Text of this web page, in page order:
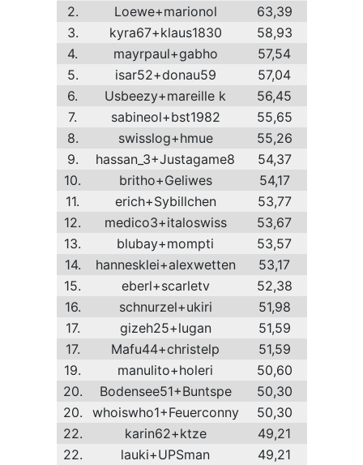
2.
Loewe+marionol
63,39
3.
kyra67+klaus1830
58,93
4.
mayrpaul+gabho
57,54
5.
isar52+donau59
57,04
6.
Usbeezy+mareille k
56,45
7.
sabineol+bst1982
55,65
8.
swisslog+hmue
55,26
9.
hassan_3+Justagame8
54,37
10.
britho+Geliwes
54,17
11.
erich+Sybillchen
53,77
12.
medico3+italoswiss
53,67
13.
blubay+mompti
53,57
14.
hannesklei+alexwetten
53,17
15.
eberl+scarletv
52,38
16.
schnurzel+ukiri
51,98
17.
gizeh25+lugan
51,59
17.
Mafu44+christelp
51,59
19.
manulito+holeri
50,60
20.
Bodensee51+Buntspe
50,30
20.
whoiswho1+Feuerconny
50,30
22.
karin62+ktze
49,21
22.
lauki+UPSman
49,21